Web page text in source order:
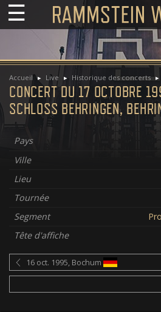
☰
Accueil Live Historique des concerts
CONCERT DU 17 OCTOBRE
SCHLOSS BEHRINGEN,
Pays
Ville
Lieu
Tournée
Segment
Tête d'affiche
16 oct. 1995, Bochum